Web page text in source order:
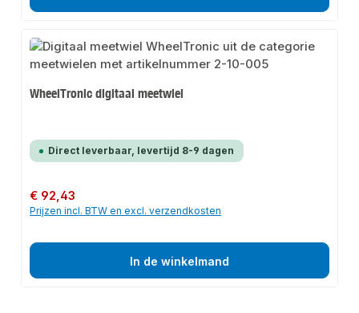
WheelTronic digitaal meetwiel
Direct leverbaar, levertijd 8-9 dagen
Normale prijs:
€ 92,43
Prijzen incl. BTW en excl. verzendkosten
In de winkelmand